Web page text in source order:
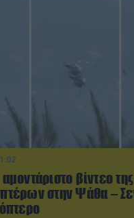
βίντεο
στην Ψάθα –